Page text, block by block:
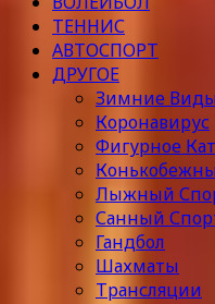
ТЕННИС
АВТОСПОРТ
ДРУГОЕ
Зимние
Коронавирус
Фигурное
Лыжный
Санный
Гандбол
Шахматы
Трансляции